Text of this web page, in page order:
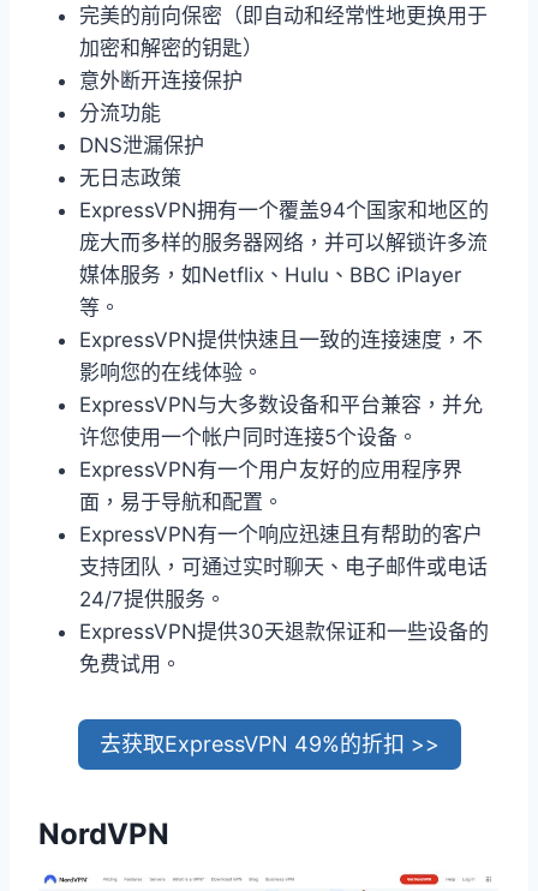
完美的前向保密（即自动和经常性地更换用于
加密和解密的钥匙）
意外断开连接保护
分流功能
DNS泄漏保护
无日志政策
ExpressVPN拥有一个覆盖94个国家和地区的
庞大而多样的服务器网络，并可以解锁许多流
媒体服务，如Netflix、Hulu、BBC iPlayer
等。
ExpressVPN提供快速且一致的连接速度，不
影响您的在线体验。
ExpressVPN与大多数设备和平台兼容，并允
许您使用一个帐户同时连接5个设备。
ExpressVPN有一个用户友好的应用程序界
面，易于导航和配置。
ExpressVPN有一个响应迅速且有帮助的客户
支持团队，可通过实时聊天、电子邮件或电话
24/7提供服务。
ExpressVPN提供30天退款保证和一些设备的
免费试用。
去获取ExpressVPN 49%的折扣 >>
NordVPN